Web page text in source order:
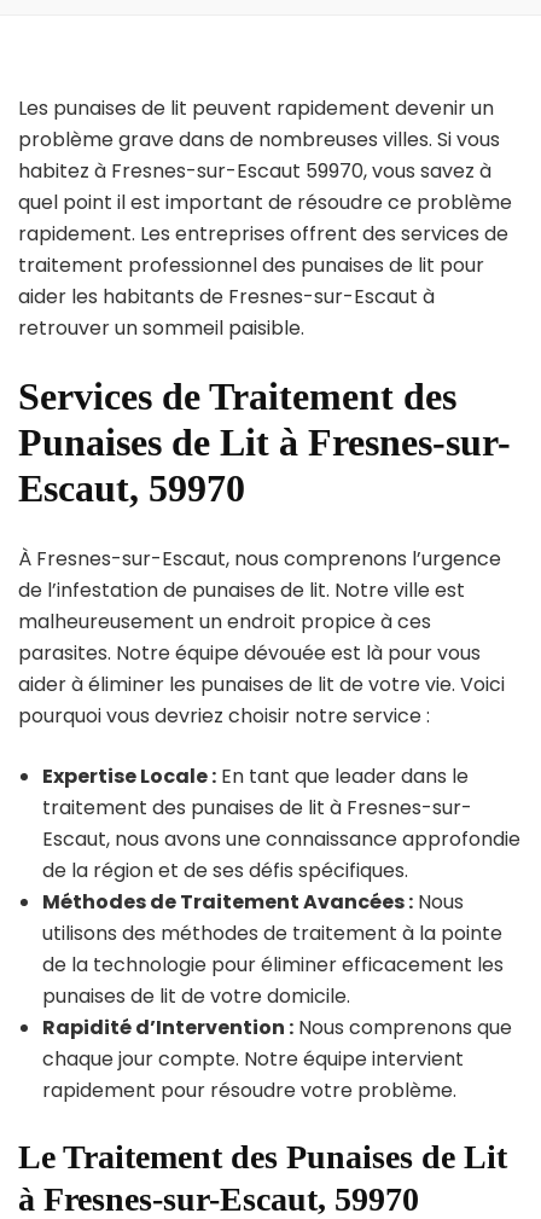
Les punaises de lit peuvent rapidement devenir un
problème grave dans de nombreuses villes. Si vous
habitez à Fresnes-sur-Escaut 59970, vous savez à
quel point il est important de résoudre ce problème
rapidement. Les entreprises offrent des services de
traitement professionnel des punaises de lit pour
aider les habitants de Fresnes-sur-Escaut à
retrouver un sommeil paisible.
Services de Traitement des
Punaises de Lit à Fresnes-sur-
Escaut, 59970
À Fresnes-sur-Escaut, nous comprenons l’urgence
de l’infestation de punaises de lit. Notre ville est
malheureusement un endroit propice à ces
parasites. Notre équipe dévouée est là pour vous
aider à éliminer les punaises de lit de votre vie. Voici
pourquoi vous devriez choisir notre service :
Expertise Locale : En tant que leader dans le
traitement des punaises de lit à Fresnes-sur-
Escaut, nous avons une connaissance approfondie
de la région et de ses défis spécifiques.
Méthodes de Traitement Avancées : Nous
utilisons des méthodes de traitement à la pointe
de la technologie pour éliminer efficacement les
punaises de lit de votre domicile.
Rapidité d’Intervention : Nous comprenons que
chaque jour compte. Notre équipe intervient
rapidement pour résoudre votre problème.
Le Traitement des Punaises de Lit
à Fresnes-sur-Escaut, 59970